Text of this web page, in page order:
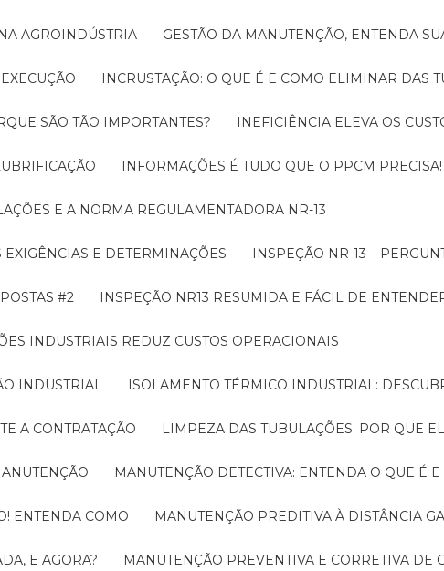
AGROINDÚSTRIA GESTÃO DA MANUTENÇÃO, ENTENDA
INCRUSTAÇÃO: O QUE É E COMO ELIMINAR DAS
SÃO TÃO IMPORTANTES? INEFICIÊNCIA ELEVA OS
INFORMAÇÕES É TUDO QUE O PPCM PRECISA!
E A NORMA REGULAMENTADORA NR-13
E DETERMINAÇÕES INSPEÇÃO NR-13 –
#2 INSPEÇÃO NR13 RESUMIDA E FÁCIL DE
INDUSTRIAIS REDUZ CUSTOS OPERACIONAIS
INDUSTRIAL ISOLAMENTO TÉRMICO INDUSTRIAL:
A CONTRATAÇÃO LIMPEZA DAS TUBULAÇÕES: POR QUE
MANUTENÇÃO DETECTIVA: ENTENDA O QUE É
ENTENDA COMO MANUTENÇÃO PREDITIVA À DISTÂNCIA
E AGORA? MANUTENÇÃO PREVENTIVA E CORRETIVA DE